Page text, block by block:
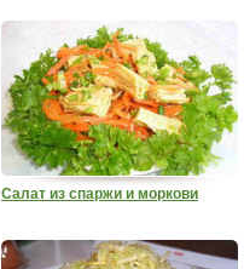
Салат из спаржи и моркови